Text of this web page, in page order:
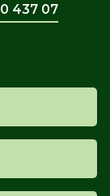
437 07